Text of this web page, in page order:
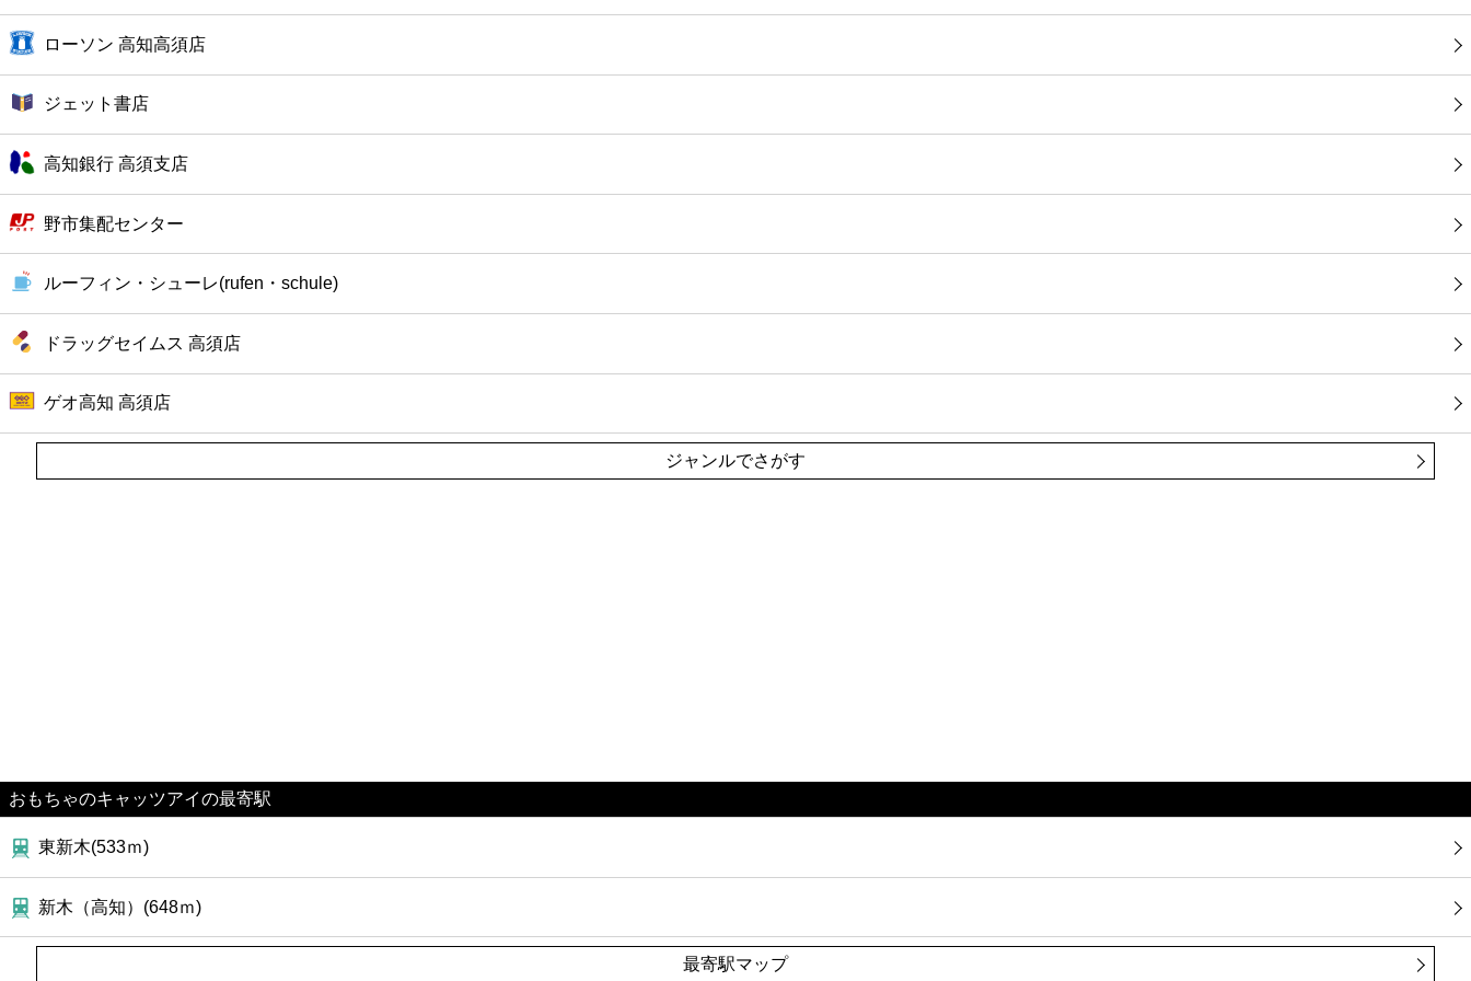
ファーストフード
ショッピング
銀行
公共
病院
ローソン 高知高須店
ジェット書店
高知銀行 高須支店
野市集配センター
ルーフィン・シューレ(rufen・schule)
ドラッグセイムス 高須店
ゲオ高知 高須店
ジャンルでさがす
おもちゃのキャッツアイの最寄駅
東新木(533ｍ)
新木（高知）(648ｍ)
最寄駅マップ